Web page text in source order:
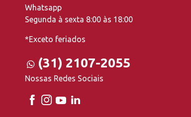
Whatsapp
Segunda à sexta 8:00 às 18:00
*Exceto feriados
(31) 2107-2055
Nossas Redes Sociais